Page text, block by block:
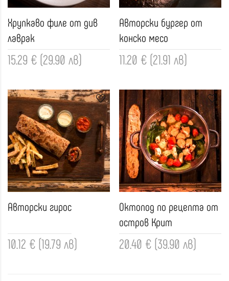
Хрупкаво филе от див
лаврак
15.29 € (29.90 лв)
Авторски бургер от
конско месо
11.20 € (21.91 лв)
Авторски гирос
10.12 € (19.79 лв)
Октопод по рецепта от
остров Крит
20.40 € (39.90 лв)